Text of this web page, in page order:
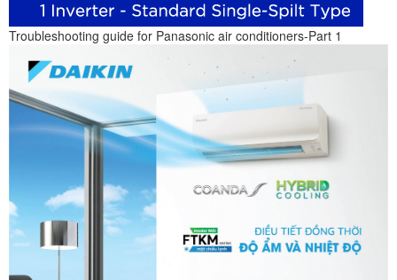
Troubleshooting guide for Panasonic air conditioners-Part 1